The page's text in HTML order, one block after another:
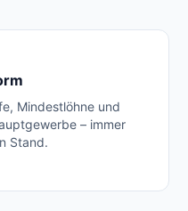
Mindestlöhne und
– immer
Stand.